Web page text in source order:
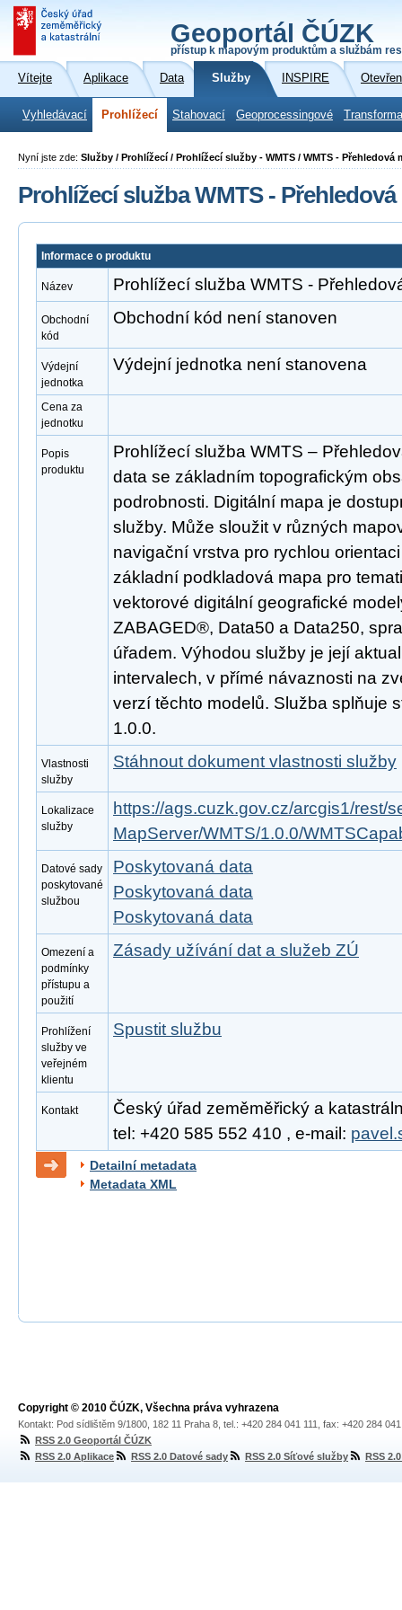
Geoportál ČÚZK
přístup k mapovým produktům a službám
Vítejte Aplikace Data Služby INSPIRE
Vyhledávací Prohlížecí Stahovací Geoprocessingové
Nyní jste zde: Služby / Prohlížecí / Prohlížecí služby - WMTS / WMTS - Přehledová
Prohlížecí služba WMTS - Přehledová
Informace o produktu
Název Prohlížecí služba WMTS -
Obchodní
kód
Obchodní kód není stanoven
Výdejní
jednotka
Výdejní jednotka není stanovena
Cena za
jednotku
Popis
produktu
Prohlížecí služba WMTS –
data se základním topografickým
podrobnosti. Digitální mapa je
služby. Může sloužit v různých
navigační vrstva pro rychlou
základní podkladová mapa pro
vektorové digitální geografické
ZABAGED®, Data50 a Data250,
úřadem. Výhodou služby je její
intervalech, v přímé návaznosti na
verzí těchto modelů. Služba splňuje
1.0.0.
Vlastnosti
služby
Stáhnout dokument vlastnosti služby
Lokalizace
služby
https://ags.cuzk.gov.cz/arcgis1/rest/
MapServer/WMTS/1.0.0/
Datové sady
poskytované
službou
Poskytovaná data
Poskytovaná data
Poskytovaná data
Omezení a
podmínky
přístupu a
použití
Zásady užívání dat a služeb ZÚ
Prohlížení
služby ve
veřejném
klientu
Spustit službu
Kontakt
Český úřad zeměměřický a
tel: +420 585 552 410 , e-mail:
Detailní metadata
Metadata XML
Copyright © 2010 ČÚZK, Všechna práva vyhrazena
Kontakt: Pod sídlištěm 9/1800, 182 11 Praha 8, tel.: +420 284 041 111, fax: +420 284
RSS 2.0 Geoportál ČÚZK
RSS 2.0 Aplikace
RSS 2.0 Datové sady RSS 2.0 Síťové služby RSS